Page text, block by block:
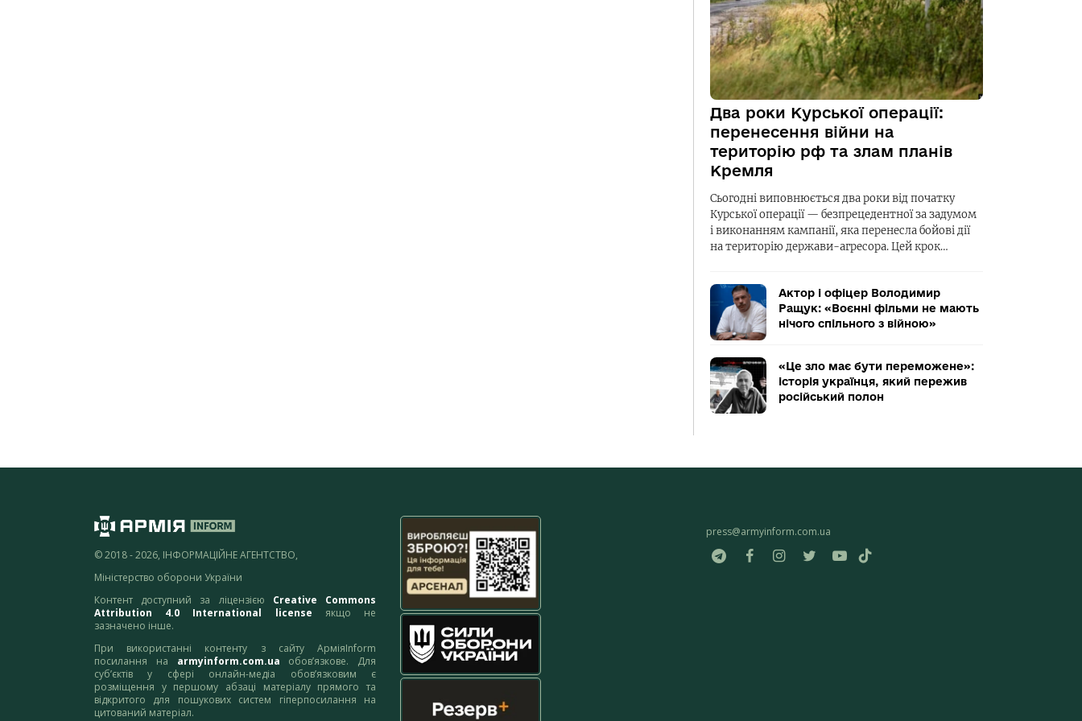
Два роки Курської операції:
перенесення війни на
територію рф та злам планів
Кремля
Сьогодні виповнюється два роки від початку
Курської операції — безпрецедентної за задумом
і виконанням кампанії, яка перенесла бойові дії
на територію держави-агресора. Цей крок…
Актор і офіцер Володимир
Ращук: «Воєнні фільми не мають
нічого спільного з війною»
«Це зло має бути переможене»:
історія українця, який пережив
російський полон
© 2018 - 2026, ІНФОРМАЦІЙНЕ АГЕНТСТВО,
Міністерство оборони України
Контент доступний за ліцензією Creative Commons
Attribution 4.0 International license якщо не
зазначено інше.
При використанні контенту з сайту АрміяInform
посилання на armyinform.com.ua обов’язкове. Для
суб’єктів у сфері онлайн-медіа обов’язковим є
розміщення у першому абзаці матеріалу прямого та
відкритого для пошукових систем гіперпосилання на
цитований матеріал.
press@armyinform.com.ua